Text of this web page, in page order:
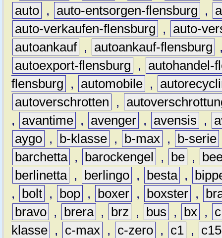
auto , auto-entsorgen-flensburg ,
auto-verkaufen-flensburg
,
auto-
autoankauf , autoankauf-flensburg
autoexport-flensburg
,
autohandel-
flensburg
, automobile ,
autoverschrotten
,
,
avantime , avenger , avensis ,
aygo , b-klasse , b-max , b-serie
barchetta , barockengel , be ,
berlinetta , berlingo , besta ,
,
bolt , bop , boxer , boxster ,
bravo , brera , brz , bus , bx ,
c
klasse , c-max , c-zero , c1 ,
c15